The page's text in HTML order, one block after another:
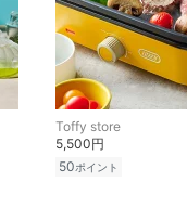
Toffy store
5,500円
50ポイント